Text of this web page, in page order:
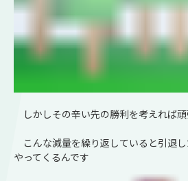
しかしその辛い先の勝利を考えれば頑
こんな減量を繰り返していると引退
やってくるんです